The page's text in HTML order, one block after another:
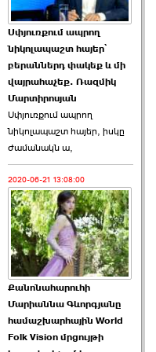
Աննա Վարդապետյանն
ուղերձ է հղել ›››
2026-06-25 23:21:00
Պաշտոնակռիվը սկսված
է. «Հրապարակ» ›››
2026-06-25 17:13:00
ԱԺ նախագահի
Սփյուռքում ապրող
նիկոլապաշտ հայեր՝
բերաններդ փակեք և մի
վայրահաչեք. Ռազմիկ
Մարտիրոսյան
Սփյուռքում ապրող
նիկոլապաշտ հայեր, իսկը
ժամանակն ա,
2020-06-21 13:08:00
Քանոնահարուհի
Մարիաննա Գևորգյանը
համաշխարհային World
Folk Vision մրցույթի